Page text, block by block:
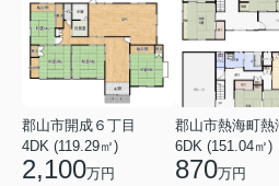
郡山市開成６丁目
4DK (119.29㎡)
2,100万円
6DK (151.04㎡)
870万円